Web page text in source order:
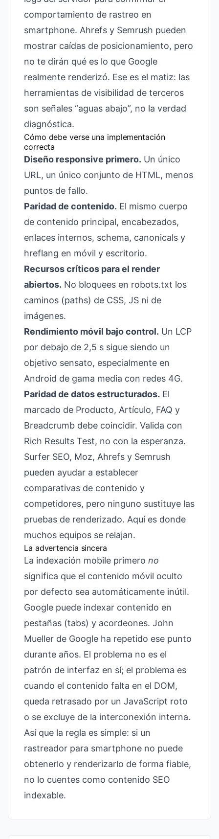
comportamiento de rastreo en
smartphone. Ahrefs y Semrush pueden
mostrar caídas de posicionamiento, pero
no te dirán qué es lo que Google
realmente renderizó. Ese es el matiz: las
herramientas de visibilidad de terceros
son señales “aguas abajo”, no la verdad
diagnóstica.
Cómo debe verse una implementación
correcta
Diseño responsive primero. Un único
URL, un único conjunto de HTML, menos
puntos de fallo.
Paridad de contenido. El mismo cuerpo
de contenido principal, encabezados,
enlaces internos, schema, canonicals y
hreflang en móvil y escritorio.
Recursos críticos para el render
abiertos. No bloquees en robots.txt los
caminos (paths) de CSS, JS ni de
imágenes.
Rendimiento móvil bajo control. Un LCP
por debajo de 2,5 s sigue siendo un
objetivo sensato, especialmente en
Android de gama media con redes 4G.
Paridad de datos estructurados. El
marcado de Producto, Artículo, FAQ y
Breadcrumb debe coincidir. Valida con
Rich Results Test, no con la esperanza.
Surfer SEO, Moz, Ahrefs y Semrush
pueden ayudar a establecer
comparativas de contenido y
competidores, pero ninguno sustituye las
pruebas de renderizado. Aquí es donde
muchos equipos se relajan.
La advertencia sincera
La indexación mobile primero no
significa que el contenido móvil oculto
por defecto sea automáticamente inútil.
Google puede indexar contenido en
pestañas (tabs) y acordeones. John
Mueller de Google ha repetido ese punto
durante años. El problema no es el
patrón de interfaz en sí; el problema es
cuando el contenido falta en el DOM,
queda retrasado por un JavaScript roto
o se excluye de la interconexión interna.
Así que la regla es simple: si un
rastreador para smartphone no puede
obtenerlo y renderizarlo de forma fiable,
no lo cuentes como contenido SEO
indexable.